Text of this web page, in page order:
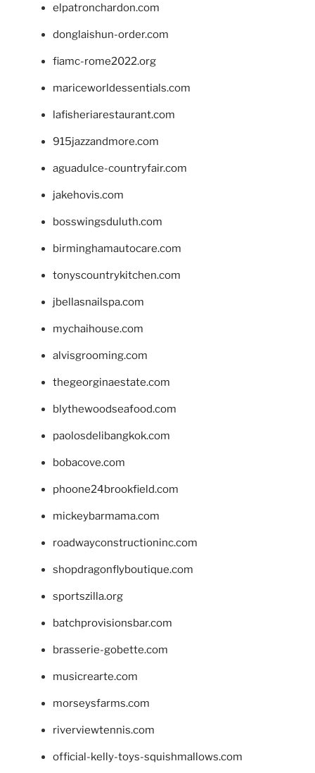
elpatronchardon.com
donglaishun-order.com
fiamc-rome2022.org
mariceworldessentials.com
lafisheriarestaurant.com
915jazzandmore.com
aguadulce-countryfair.com
jakehovis.com
bosswingsduluth.com
birminghamautocare.com
tonyscountrykitchen.com
jbellasnailspa.com
mychaihouse.com
alvisgrooming.com
thegeorginaestate.com
blythewoodseafood.com
paolosdelibangkok.com
bobacove.com
phoone24brookfield.com
mickeybarmama.com
roadwayconstructioninc.com
shopdragonflyboutique.com
sportszilla.org
batchprovisionsbar.com
brasserie-gobette.com
musicrearte.com
morseysfarms.com
riverviewtennis.com
official-kelly-toys-squishmallows.com